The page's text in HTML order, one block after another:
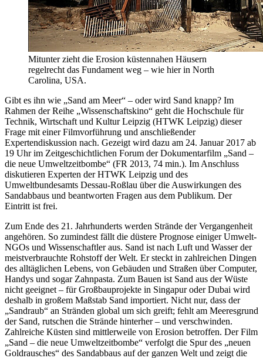
Mitunter zieht die Erosion küstennahen Häusern
regelrecht das Fundament weg – wie hier in North
Carolina, USA.
Gibt es ihn wie „Sand am Meer“ – oder wird Sand knapp? Im
Rahmen der Reihe „Wissenschaftskino“ geht die Hochschule für
Technik, Wirtschaft und Kultur Leipzig (HTWK Leipzig) dieser
Frage mit einer Filmvorführung und anschließender
Expertendiskussion nach. Gezeigt wird dazu am 24. Januar 2017 ab
19 Uhr im Zeitgeschichtlichen Forum der Dokumentarfilm „Sand –
die neue Umweltzeitbombe“ (FR 2013, 74 min.). Im Anschluss
diskutieren Experten der HTWK Leipzig und des
Umweltbundesamts Dessau-Roßlau über die Auswirkungen des
Sandabbaus und beantworten Fragen aus dem Publikum. Der
Eintritt ist frei.
Zum Ende des 21. Jahrhunderts werden Strände der Vergangenheit
angehören. So zumindest fällt die düstere Prognose einiger Umwelt-
NGOs und Wissenschaftler aus. Sand ist nach Luft und Wasser der
meistverbrauchte Rohstoff der Welt. Er steckt in zahlreichen Dingen
des alltäglichen Lebens, von Gebäuden und Straßen über Computer,
Handys und sogar Zahnpasta. Zum Bauen ist Sand aus der Wüste
nicht geeignet – für Großbauprojekte in Singapur oder Dubai wird
deshalb in großem Maßstab Sand importiert. Nicht nur, dass der
„Sandraub“ an Stränden global um sich greift; fehlt am Meeresgrund
der Sand, rutschen die Strände hinterher – und verschwinden.
Zahlreiche Küsten sind mittlerweile von Erosion betroffen. Der Film
„Sand – die neue Umweltzeitbombe“ verfolgt die Spur des „neuen
Goldrausches“ des Sandabbaus auf der ganzen Welt und zeigt die